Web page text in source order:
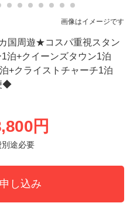
画像はイメージです
周遊★コスパ重視スタン
泊+クイーンズタウン1泊
+クライストチャーチ1泊
◆
円
途必要
申し込み